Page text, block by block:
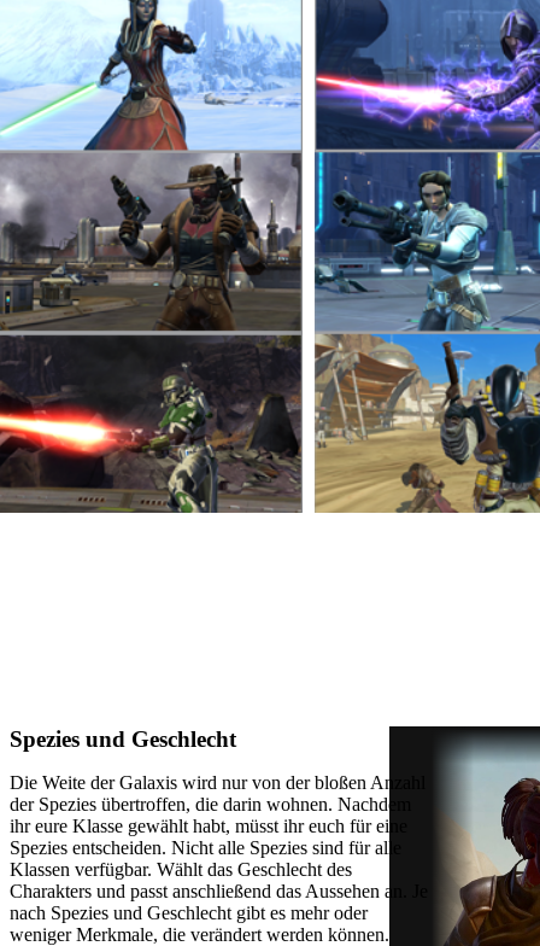
Spezies und Geschlecht
Die Weite der Galaxis wird nur von der bloßen Anzahl
der Spezies übertroffen, die darin wohnen. Nachdem
ihr eure Klasse gewählt habt, müsst ihr euch für eine
Spezies entscheiden. Nicht alle Spezies sind für alle
Klassen verfügbar. Wählt das Geschlecht des
Charakters und passt anschließend das Aussehen an. Je
nach Spezies und Geschlecht gibt es mehr oder
weniger Merkmale, die verändert werden können.